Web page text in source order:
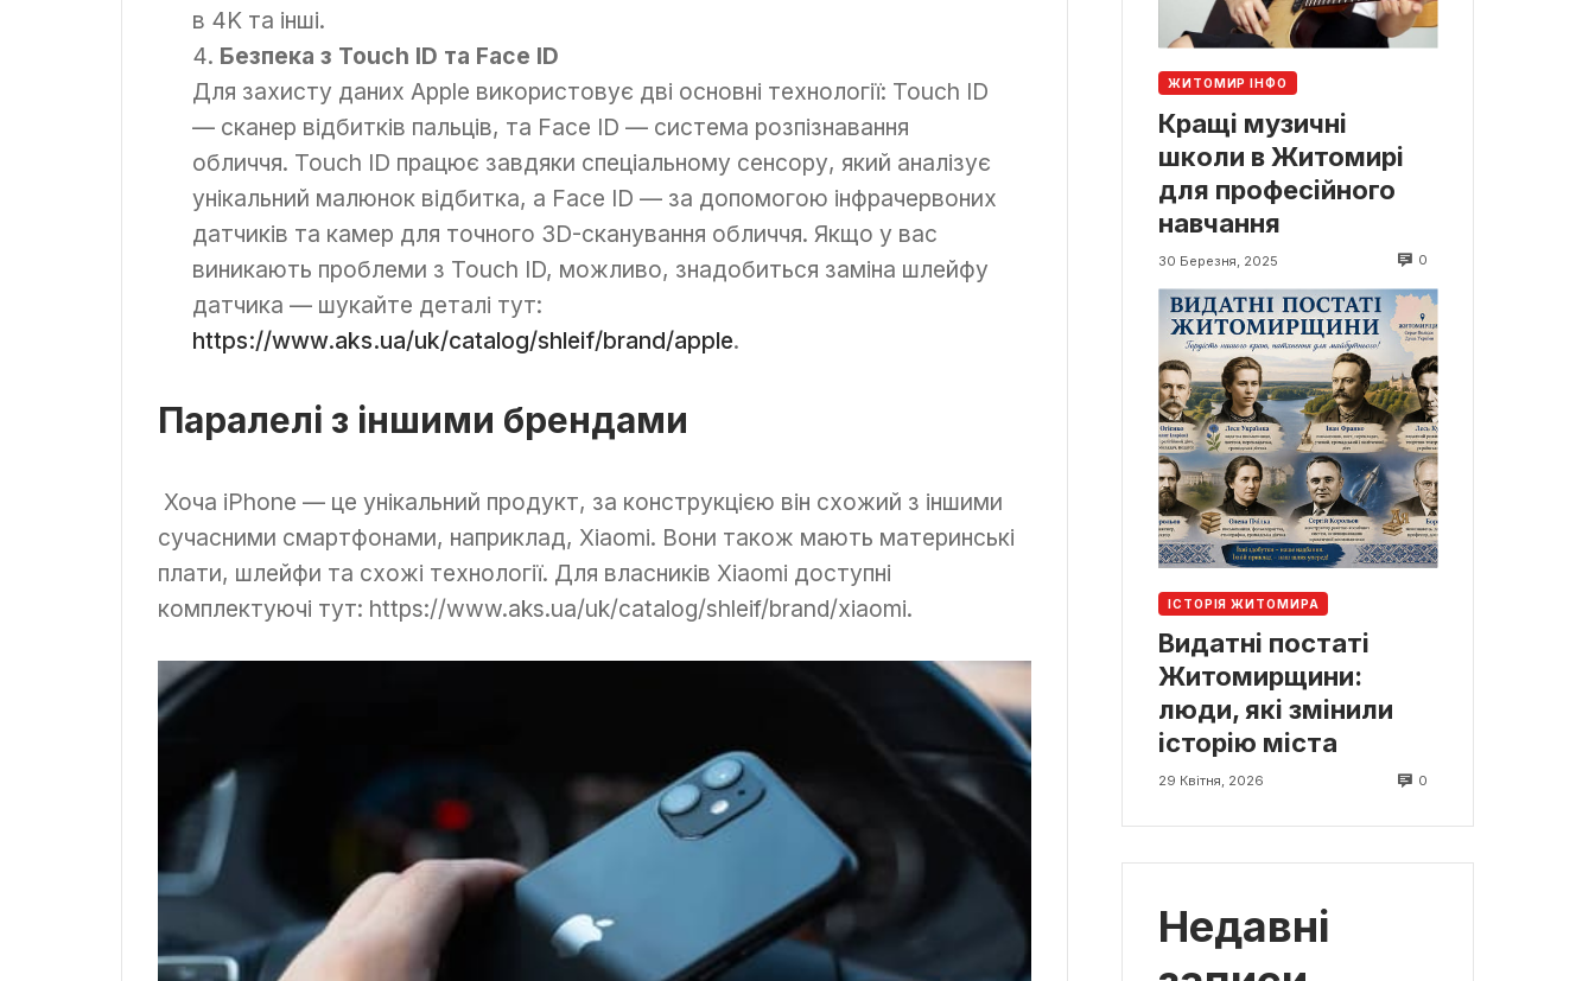
в 4K та інші.
Безпека з Touch ID та Face ID
Для захисту даних Apple використовує дві основні технології: Touch ID
— сканер відбитків пальців, та Face ID — система розпізнавання
обличчя. Touch ID працює завдяки спеціальному сенсору, який аналізує
унікальний малюнок відбитка, а Face ID — за допомогою інфрачервоних
датчиків та камер для точного 3D-сканування обличчя. Якщо у вас
виникають проблеми з Touch ID, можливо, знадобиться заміна шлейфу
датчика — шукайте деталі тут:
https://www.aks.ua/uk/catalog/shleif/brand/apple.
Паралелі з іншими брендами
Хоча iPhone — це унікальний продукт, за конструкцією він схожий з іншими
сучасними смартфонами, наприклад, Xiaomi. Вони також мають материнські
плати, шлейфи та схожі технології. Для власників Xiaomi доступні
комплектуючі тут: https://www.aks.ua/uk/catalog/shleif/brand/xiaomi.
ЖИТОМИР ІНФО
Кращі музичні
школи в Житомирі
для професійного
навчання
30 Березня, 2025 0
ІСТОРІЯ ЖИТОМИРА
Видатні постаті
Житомирщини:
люди, які змінили
історію міста
29 Квітня, 2026 0
Недавні